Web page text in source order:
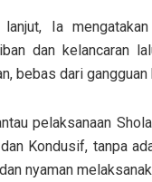
lanjut, Ia
dan kelancaran
bebas dari
pelaksanaan
Kondusif, tanpa
nyaman